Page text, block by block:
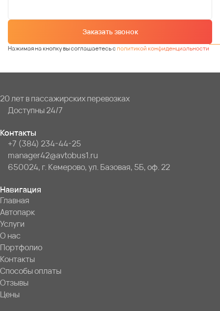
Заказать звонок
Нажимая на кнопку вы соглашаетесь сполитикой конфиденциальности
20 лет в пассажирских перевозках
Доступны 24/7
Контакты
+7 (384) 234-44-25
manager42@avtobus1.ru
650024, г. Кемерово, ул. Базовая, 5Б, оф. 22
Навигация
Главная
Автопарк
Услуги
О нас
Портфолио
Контакты
Способы оплаты
Отзывы
Цены